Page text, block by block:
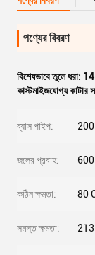
পণ্যের বিবরণ
বিশেষভাবে তুলে ধরা: 14
কাস্টমাইজযোগ্য কাটার
ব্যাস পাইপ: 200
জলের প্রবাহ: 600
কঠিন ক্ষমতা: 80
সমস্ত ক্ষমতা: 213